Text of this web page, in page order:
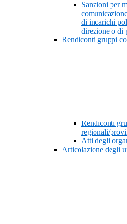
Sanzioni per
di incarichi
direzione o di
Rendiconti gruppi
Rendiconti
regionali/
Atti degli
Articolazione degli